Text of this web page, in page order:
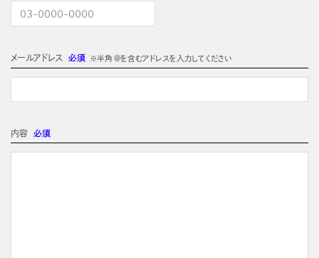
メールアドレス 必須 ※半角 @を含むアドレスを入力してください
内容 必須